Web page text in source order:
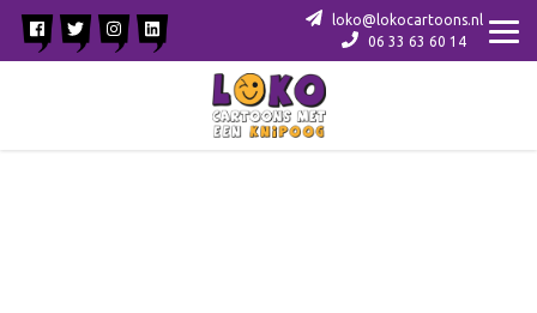
loko@lokocartoons.nl
06 33 63 60 14